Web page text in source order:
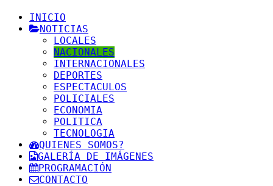
INICIO
NOTICIAS
LOCALES
NACIONALES
INTERNACIONALES
DEPORTES
ESPECTACULOS
POLICIALES
ECONOMIA
POLITICA
TECNOLOGIA
QUIENES SOMOS?
GALERÍA DE IMÁGENES
PROGRAMACIÓN
CONTACTO